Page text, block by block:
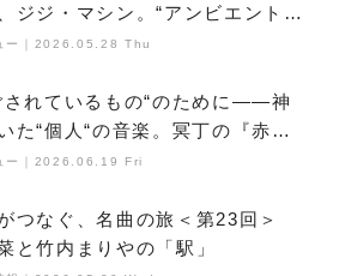
ジジ・マシン。“アンビエントの
明かす創作の原点と、「動き」に
ー 2026.05.28 Thu
されているもの“のために――神
た“個人“の音楽。冥丁の『赤城
をレポート
ー 2026.06.19 Fri
つなぐ、名曲の旅＜第23回＞
と竹内まりやの「駅」